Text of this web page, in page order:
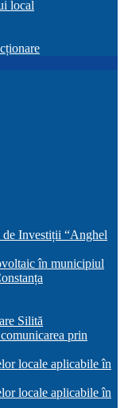
local
Investiții “Anghel
în municipiul
Silită
prin
locale aplicabile în
locale aplicabile în